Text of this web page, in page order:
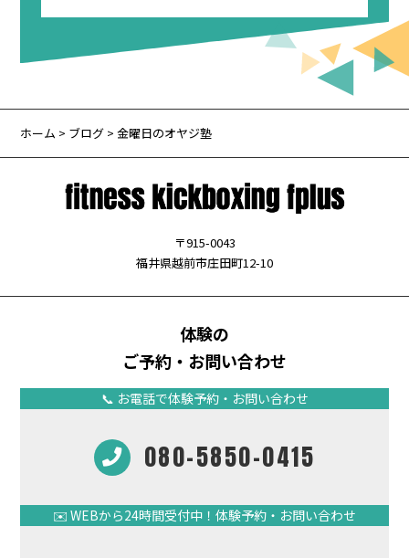
ホーム > ブログ > 金曜日のオヤジ塾
〒915-0043
福井県越前市庄田町12-10
体験の
ご予約・お問い合わせ
📞 お電話で体験予約・お問い合わせ
080-5850-0415
✉️ WEBから24時間受付中！体験予約・お問い合わせ